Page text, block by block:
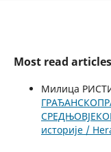
Most read
Милица
историје /